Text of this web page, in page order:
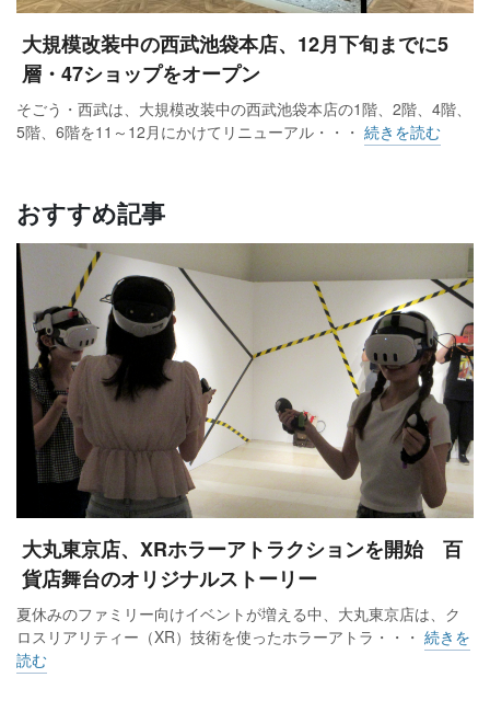
大規模改装中の西武池袋本店、12月下旬までに5
層・47ショップをオープン
そごう・西武は、大規模改装中の西武池袋本店の1階、2階、4階、
5階、6階を11～12月にかけてリニューアル・・・ 続きを読む
おすすめ記事
大丸東京店、XRホラーアトラクションを開始 百
貨店舞台のオリジナルストーリー
夏休みのファミリー向けイベントが増える中、大丸東京店は、ク
ロスリアリティー（XR）技術を使ったホラーアトラ・・・ 続きを
読む